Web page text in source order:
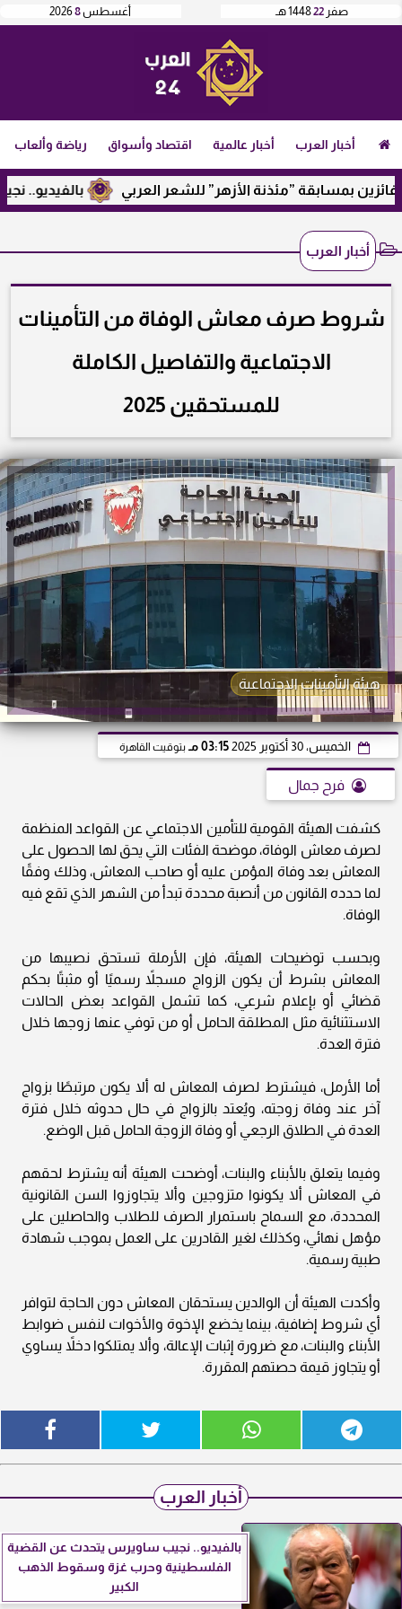
أغسطس8
2026 صفر 221448 هـ
أخبار العرب أخبار عالمية اقتصاد وأسواق رياضة وألعاب
بالفيديو.. نجيب بمسابقة ”مئذنة الأزهر” للشعر العربي
أخبار العرب
شروط صرف معاش الوفاة من التأمينات
الاجتماعية والتفاصيل الكاملة
للمستحقين 2025
هيئة التأمينات الاجتماعية
الخميس، 30 أكتوبر 2025 03:15 مـ بتوقيت القاهرة
فرح جمال
كشفت الهيئة القومية للتأمين الاجتماعي عن القواعد المنظمة
لصرف معاش الوفاة، موضحة الفئات التي يحق لها الحصول على
المعاش بعد وفاة المؤمن عليه أو صاحب المعاش، وذلك وفقًا
لما حدده القانون من أنصبة محددة تبدأ من الشهر الذي تقع فيه
الوفاة.
وبحسب توضيحات الهيئة، فإن الأرملة تستحق نصيبها من
المعاش بشرط أن يكون الزواج مسجلاً رسميًا أو مثبتًا بحكم
قضائي أو بإعلام شرعي، كما تشمل القواعد بعض الحالات
الاستثنائية مثل المطلقة الحامل أو من توفي عنها زوجها خلال
فترة العدة.
أما الأرمل، فيشترط لصرف المعاش له ألا يكون مرتبطًا بزواج
آخر عند وفاة زوجته، ويُعتد بالزواج في حال حدوثه خلال فترة
العدة في الطلاق الرجعي أو وفاة الزوجة الحامل قبل الوضع.
وفيما يتعلق بالأبناء والبنات، أوضحت الهيئة أنه يشترط لحقهم
في المعاش ألا يكونوا متزوجين وألا يتجاوزوا السن القانونية
المحددة، مع السماح باستمرار الصرف للطلاب والحاصلين على
مؤهل نهائي، وكذلك لغير القادرين على العمل بموجب شهادة
طبية رسمية.
وأكدت الهيئة أن الوالدين يستحقان المعاش دون الحاجة لتوافر
أي شروط إضافية، بينما يخضع الإخوة والأخوات لنفس ضوابط
الأبناء والبنات، مع ضرورة إثبات الإعالة، وألا يمتلكوا دخلاً يساوي
أو يتجاوز قيمة حصتهم المقررة.
أخبار العرب
بالفيديو.. نجيب ساويرس يتحدث عن القضية
الفلسطينية وحرب غزة وسقوط الذهب
الكبير